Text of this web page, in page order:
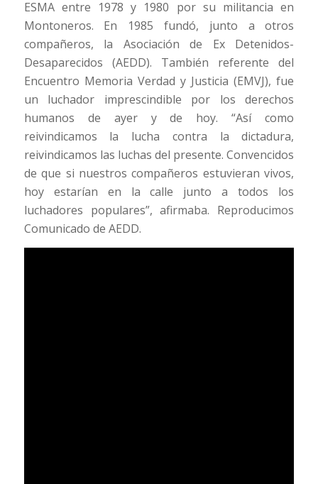
ESMA entre 1978 y 1980 por su militancia en
Montoneros. En 1985 fundó, junto a otros
compañeros, la Asociación de Ex Detenidos-
Desaparecidos (AEDD). También referente del
Encuentro Memoria Verdad y Justicia (EMVJ), fue
un luchador imprescindible por los derechos
humanos de ayer y de hoy. “Así como
reivindicamos la lucha contra la dictadura,
reivindicamos las luchas del presente. Convencidos
de que si nuestros compañeros estuvieran vivos,
hoy estarían en la calle junto a todos los
luchadores populares”, afirmaba. Reproducimos
Comunicado de AEDD.